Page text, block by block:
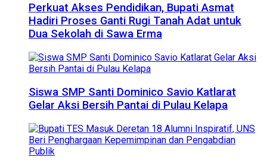
Perkuat Akses Pendidikan, Bupati Asmat
Hadiri Proses Ganti Rugi Tanah Adat untuk
Dua Sekolah di Sawa Erma
Siswa SMP Santi Dominico Savio Katlarat
Gelar Aksi Bersih Pantai di Pulau Kelapa